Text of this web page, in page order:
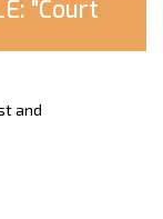
"Court
and